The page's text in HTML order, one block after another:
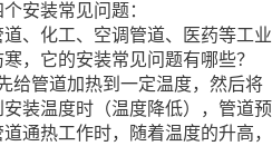
个安装常见问题：
、化工、空调管道、医药等工业
，它的安装常见问题有哪些？
给管道加热到一定温度，然后将
装温度时（温度降低），管道预
通热工作时，随着温度的升高，